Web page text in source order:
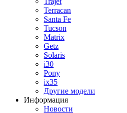
Terracan
Santa Fe
Tucson
Matrix
Getz
Solaris
i30
Pony
ix35
Другие модели
Информация
Новости